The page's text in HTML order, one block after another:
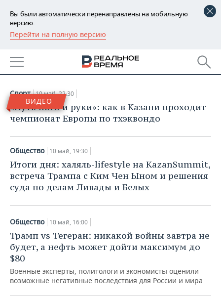
Вы были автоматически перенаправлены на мобильную
версию.
Перейти на полную версию
РЕГИОНЫ
БАШКОРТОСТАН
УДМУРТИЯ
НОВОСТИ
НОВОСТИ АНАЛИТИКИ
ДЕКЛАРАЦИИ О ДОХОДАХ
КОРОЛИ ГОСЗАКАЗА ПФО
ВУЗЫ ТАТАРСТАНА
КОМУ ПРИНАДЛЕЖАТ
ЭКОНОМИКА
НОВОСТИ ЭКОНОМИКИ
ФИНАНСЫ
БЮДЖЕТ
ИНВЕСТИЦИИ
НОВОСТИ
ПРОМЫШЛЕННОСТИ
АГРОПРОМ
НЕФТЕХИМИЯ
НЕФТЬ
ОПК
ЭНЕРГЕТИКА
НЕДВИЖИМОСТЬ
НОВОСТИ НЕДВИЖИМОСТИ
АВТО
НОВОСТИ АВТО
БИЗНЕС
НОВОСТИ БИЗНЕСА
РОЗНИЧНАЯ ТОРГОВЛЯ
ТРАНСПОРТ
УСЛУГИ
ТЕХНОЛОГИИ
НОВОСТИ ТЕХНОЛОГИЙ
IT
МЕДИА
МЕРОПРИЯТИЯ
НОВОСТИ МЕРОПРИЯТИЙ
ВЫЕЗДНАЯ РЕДАКЦИЯ
СПОРТ
НОВОСТИ СПОРТА
ОБЩЕСТВО
10.05.2018
ВИДЕО
Спорт 10 май, 22:30
«Путь ноги и руки»: как в Казани проходит
чемпионат Европы по тхэквондо
Общество 10 май, 19:30
Итоги дня: халяль-lifestyle на KazanSummit,
встреча Трампа с Ким Чен Ыном и решения
суда по делам Ливады и Белых
Общество 10 май, 16:00
Трамп vs Тегеран: никакой войны завтра не
будет, а нефть может дойти максимум до
$80
Военные эксперты, политологи и экономисты оценили
возможные негативные последствия для России и мира